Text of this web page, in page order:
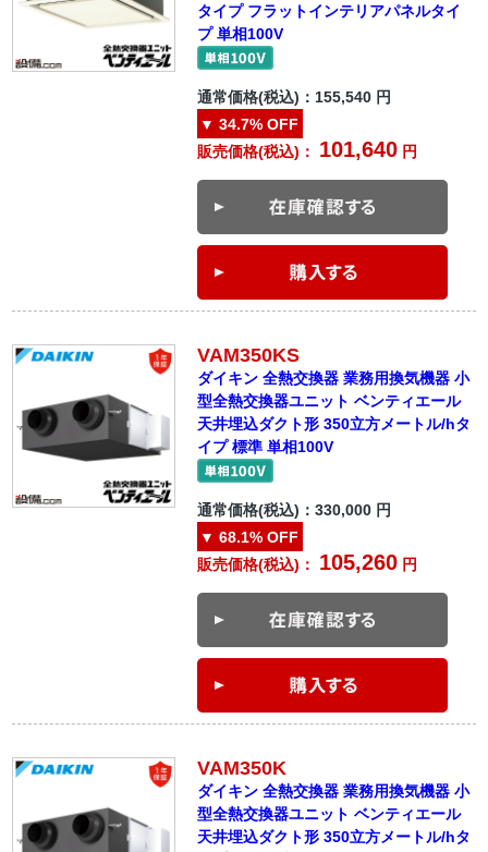
タイプ フラットインテリアパネルタイ
プ 単相100V
通常価格(税込)： 155,540 円
▼ 34.7% OFF
販売価格(税込)： 101,640 円
VAM350KS
ダイキン 全熱交換器 業務用換気機器 小
型全熱交換器ユニット ベンティエール
天井埋込ダクト形 350立方メートル/hタ
イプ 標準 単相100V
通常価格(税込)：330,000 円
▼ 68.1% OFF
販売価格(税込)： 105,260 円
VAM350K
ダイキン 全熱交換器 業務用換気機器 小
型全熱交換器ユニット ベンティエール
天井埋込ダクト形 350立方メートル/hタ